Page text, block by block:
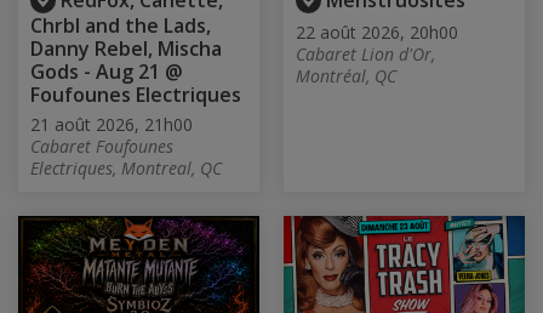
Chrbl and the Lads,
Danny Rebel, Mischa
Gods - Aug 21 @
Foufounes Electriques
21 août 2026, 21h00
Cabaret Foufounes
Electriques, Montreal, QC
22 août 2026, 20h00
Cabaret Lion d'Or,
Montréal, QC